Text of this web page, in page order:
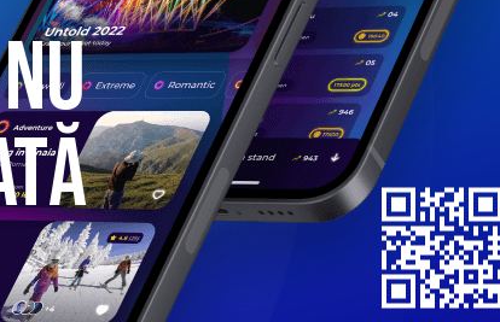
curs vă veți îmbunătăți abilitățile la volan